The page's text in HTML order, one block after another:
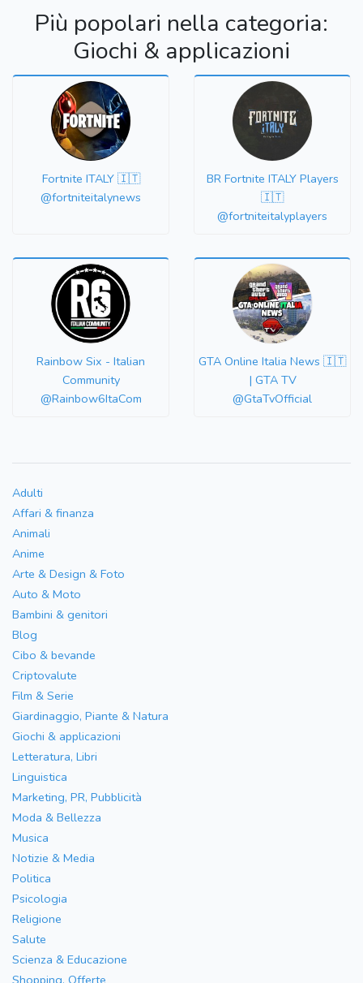
Più popolari nella categoria:
Giochi & applicazioni
Fortnite ITALY 🇮🇹
@fortniteitalynews
BR Fortnite ITALY Players
🇮🇹
@fortniteitalyplayers
Rainbow Six - Italian
Community
@Rainbow6ItaCom
GTA Online Italia News 🇮🇹
| GTA TV
@GtaTvOfficial
Adulti
Affari & finanza
Animali
Anime
Arte & Design & Foto
Auto & Moto
Bambini & genitori
Blog
Cibo & bevande
Criptovalute
Film & Serie
Giardinaggio, Piante & Natura
Giochi & applicazioni
Letteratura, Libri
Linguistica
Marketing, PR, Pubblicità
Moda & Bellezza
Musica
Notizie & Media
Politica
Psicologia
Religione
Salute
Scienza & Educazione